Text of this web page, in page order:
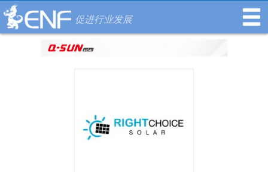
促进行业发展